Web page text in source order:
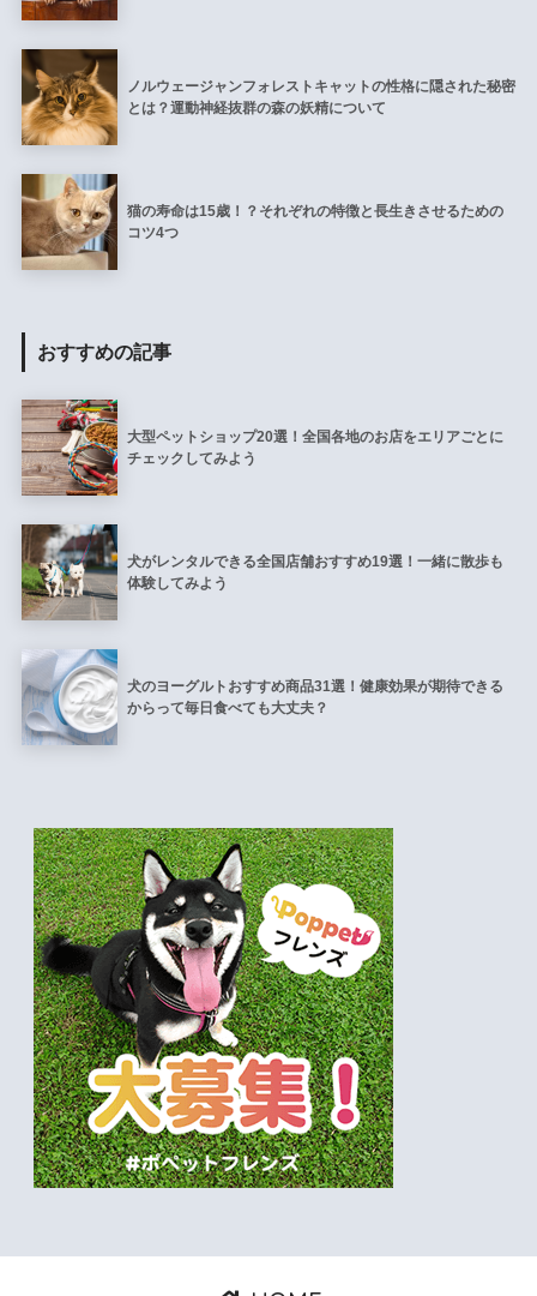
ノルウェージャンフォレストキャットの性格に隠された秘密
とは？運動神経抜群の森の妖精について
猫の寿命は15歳！？それぞれの特徴と長生きさせるための
コツ4つ
おすすめの記事
大型ペットショップ20選！全国各地のお店をエリアごとに
チェックしてみよう
犬がレンタルできる全国店舗おすすめ19選！一緒に散歩も
体験してみよう
犬のヨーグルトおすすめ商品31選！健康効果が期待できる
からって毎日食べても大丈夫？